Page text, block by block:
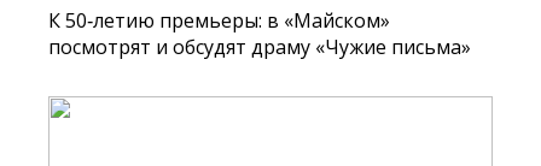
К 50‑летию премьеры: в «Майском»
посмотрят и обсудят драму «Чужие письма»